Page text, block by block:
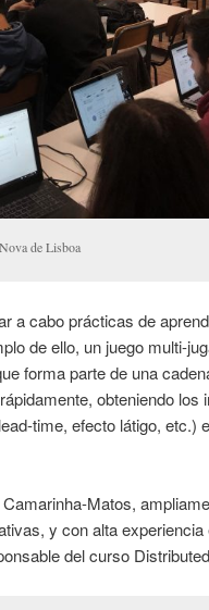
de Lisboa
a cabo prácticas de
de ello, un juego multi-
forma parte de una
obteniendo los
time, efecto látigo, etc.)
Matos,
y con alta
del curso